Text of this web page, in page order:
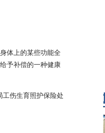
体上的某些功能全
予补偿的一种健康
伤生育照护保险处